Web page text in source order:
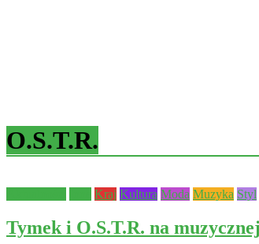
O.S.T.R.
Kraj Kultura Moda Muzyka Styl
Tymek i O.S.T.R. na